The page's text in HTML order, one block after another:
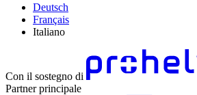
Deutsch
Français
Italiano
Con il sostegno di
Partner principale